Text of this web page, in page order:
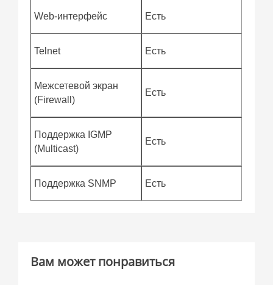
Web-интерфейс Есть
Telnet Есть
Межсетевой экран
(Firewall)
Есть
Поддержка IGMP
(Multicast)
Есть
Поддержка SNMP Есть
Вам может понравиться